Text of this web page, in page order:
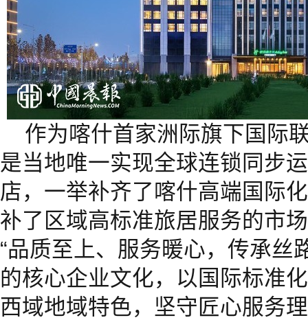
作为喀什首家洲际旗下国际
是当地唯一实现全球连锁同步
店，一举补齐了喀什高端国际
补了区域高标准旅居服务的市
“品质至上、服务暖心，传承丝
的核心企业文化，以国际标准
西域地域特色，坚守匠心服务